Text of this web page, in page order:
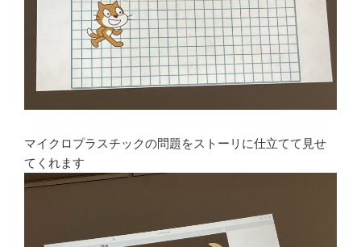
マイクロプラスチックの問題をストーリに仕立てて見せ
てくれます